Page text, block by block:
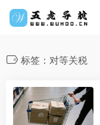
标签：对等关税